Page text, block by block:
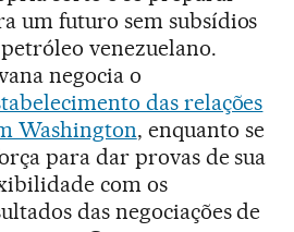
um futuro sem subsídios
venezuelano.
negocia o
das relações
Washington, enquanto se
para dar provas de sua
com os
das negociações de